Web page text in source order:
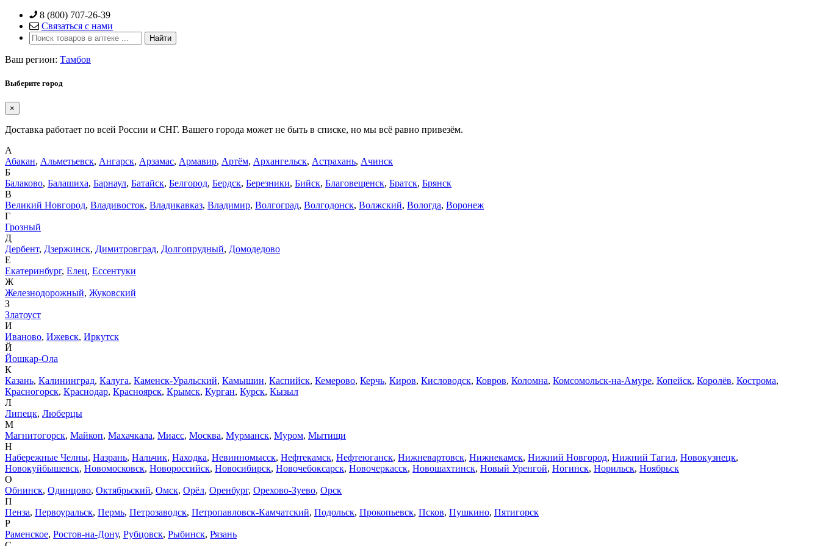
Skip
content
8 (800) 707-26-39
Связаться с нами
Ваш регион: Тамбов
Выберите город
×
Доставка работает по всей России и СНГ. Вашего города может не быть в списке, но мы всё равно привезём.
А
Абакан, Альметьевск, Ангарск, Арзамас, Армавир, Артём, Архангельск, Астрахань, Ачинск
Б
Балаково, Балашиха, Барнаул, Батайск, Белгород, Бердск, Березники, Бийск, Благовещенск, Братск, Брянск
В
Великий Новгород, Владивосток, Владикавказ, Владимир, Волгоград, Волгодонск, Волжский, Вологда, Воронеж
Г
Грозный
Д
Дербент, Дзержинск, Димитровград, Долгопрудный, Домодедово
Е
Екатеринбург, Елец, Ессентуки
Ж
Железнодорожный, Жуковский
З
Златоуст
И
Иваново, Ижевск, Иркутск
Й
Йошкар-Ола
К
Казань, Калининград, Калуга, Каменск-Уральский, Камышин, Каспийск, Кемерово, Керчь, Киров, Кисловодск, Ковров, Коломна, Комсомольск-на-Амуре, Копейск, Королёв, Кострома,
Красногорск, Краснодар, Красноярск, Крымск, Курган, Курск, Кызыл
Л
Липецк, Люберцы
М
Магнитогорск, Майкоп, Махачкала, Миасс, Москва, Мурманск, Муром, Мытищи
Н
Набережные Челны, Назрань, Нальчик, Находка, Невинномысск, Нефтекамск, Нефтеюганск, Нижневартовск, Нижнекамск, Нижний Новгород, Нижний Тагил, Новокузнецк,
Новокуйбышевск, Новомосковск, Новороссийск, Новосибирск, Новочебоксарск, Новочеркасск, Новошахтинск, Новый Уренгой, Ногинск, Норильск, Ноябрьск
О
Обнинск, Одинцово, Октябрьский, Омск, Орёл, Оренбург, Орехово-Зуево, Орск
П
Пенза, Первоуральск, Пермь, Петрозаводск, Петропавловск-Камчатский, Подольск, Прокопьевск, Псков, Пушкино, Пятигорск
Р
Раменское, Ростов-на-Дону, Рубцовск, Рыбинск, Рязань